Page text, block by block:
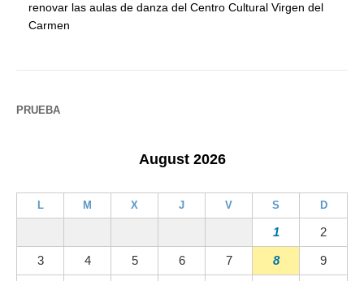
renovar las aulas de danza del Centro Cultural Virgen del
Carmen
PRUEBA
August 2026
L M X J V S D
1 2
3 4 5 6 7 8 9